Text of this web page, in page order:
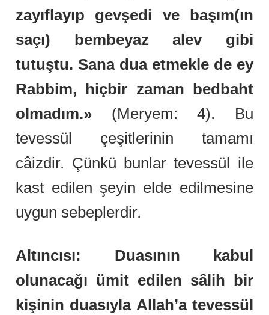
zayıflayıp gevşedi ve başım(ın
saçı) bembeyaz alev gibi
tutuştu. Sana dua etmekle de ey
Rabbim, hiçbir zaman bedbaht
olmadım.» (Meryem: 4). Bu
tevessül çeşitlerinin tamamı
câizdir. Çünkü bunlar tevessül ile
kast edilen şeyin elde edilmesine
uygun sebeplerdir.
Altıncısı: Duasının kabul
olunacağı ümit edilen sâlih bir
kişinin duasıyla Allah’a tevessül